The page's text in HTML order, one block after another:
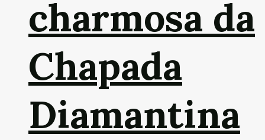
charmosa da
Chapada
Diamantina